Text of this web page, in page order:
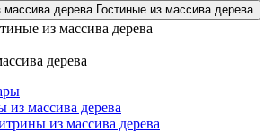
Гостиные из массива дерева
дерева
из массива дерева
из массива дерева